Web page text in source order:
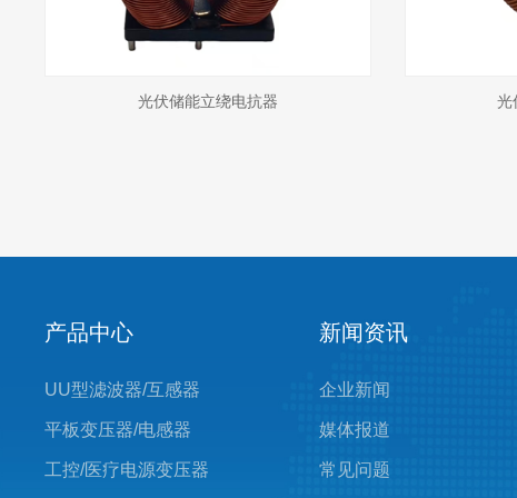
光伏储能立绕电抗器
产品中心
UU型滤波器/互感器
平板变压器/电感器
工控/医疗电源变压器
新闻资讯
企业新闻
媒体报道
常见问题